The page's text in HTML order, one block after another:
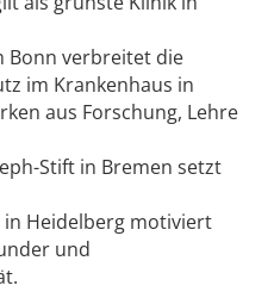
Bonn verbreitet die
im Krankenhaus in
aus Forschung, Lehre
Stift in Bremen setzt
in Heidelberg motiviert
und